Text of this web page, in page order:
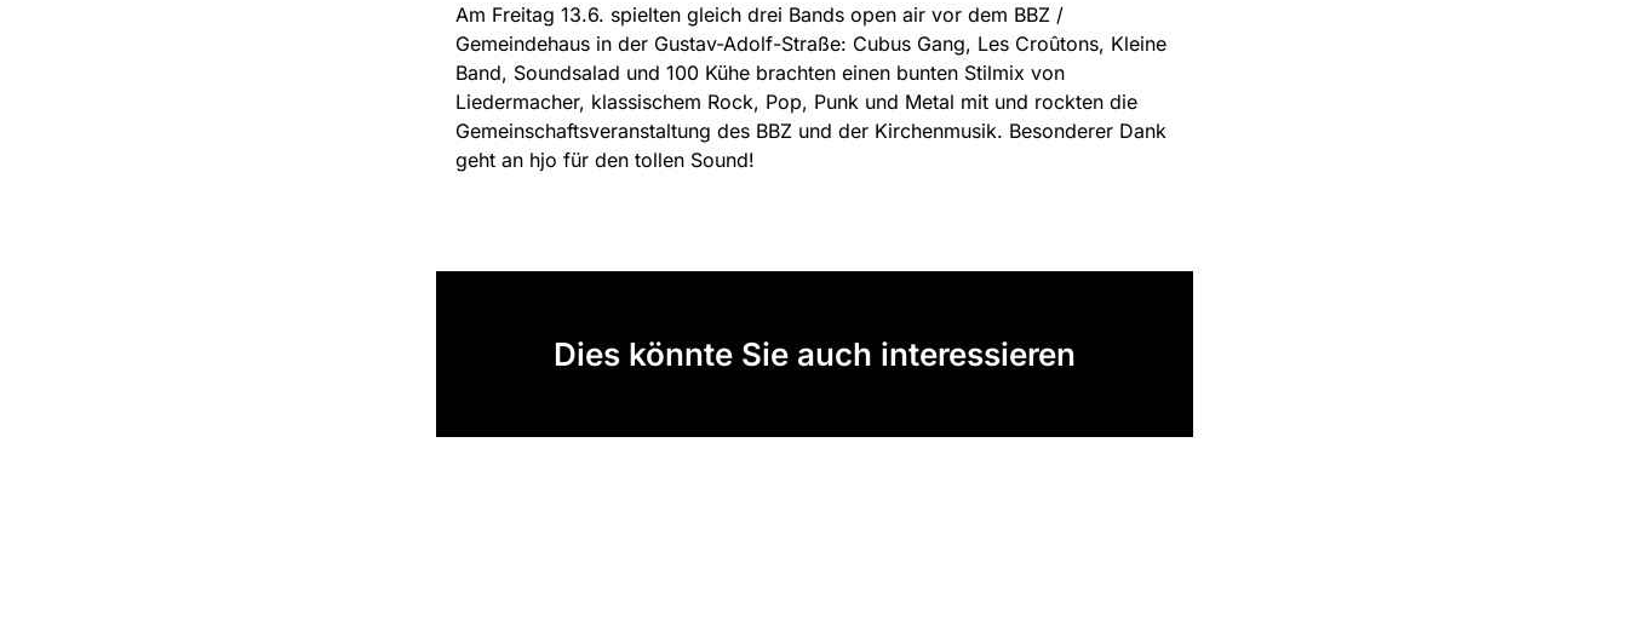
Am Freitag 13.6. spielten gleich drei Bands open air vor dem BBZ /
Gemeindehaus in der Gustav-Adolf-Straße: Cubus Gang, Les Croûtons, Kleine
Band, Soundsalad und 100 Kühe brachten einen bunten Stilmix von
Liedermacher, klassischem Rock, Pop, Punk und Metal mit und rockten die
Gemeinschaftsveranstaltung des BBZ und der Kirchenmusik. Besonderer Dank
geht an hjo für den tollen Sound!
Dies könnte Sie auch interessieren